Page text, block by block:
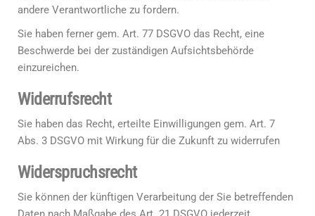
andere Verantwortliche zu fordern.
Sie haben ferner gem. Art. 77 DSGVO das Recht, eine
Beschwerde bei der zuständigen Aufsichtsbehörde
einzureichen.
Widerrufsrecht
Sie haben das Recht, erteilte Einwilligungen gem. Art. 7
Abs. 3 DSGVO mit Wirkung für die Zukunft zu widerrufen
Widerspruchsrecht
Sie können der künftigen Verarbeitung der Sie betreffenden